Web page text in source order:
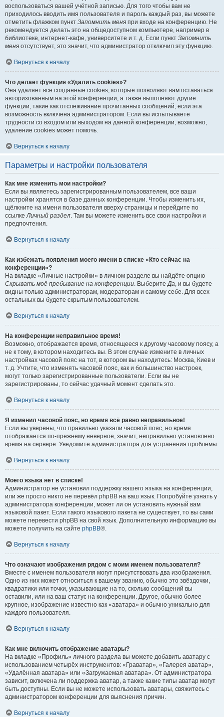
воспользоваться вашей учётной записью. Для того чтобы вам не
приходилось вводить имя пользователя и пароль каждый раз, вы можете
отметить флажком пункт Запомнить меня при входе на конференцию. Не
рекомендуется делать это на общедоступном компьютере, например в
библиотеке, интернет-кафе, университете и т. д. Если пункт Запомнить
меня отсутствует, это значит, что администратор отключил эту функцию.
Вернуться к началу
Что делает функция «Удалить cookies»?
Она удаляет все созданные cookies, которые позволяют вам оставаться
авторизованным на этой конференции, а также выполняют другие
функции, такие как отслеживание прочитанных сообщений, если эта
возможность включена администратором. Если вы испытываете
трудности со входом или выходом на данной конференции, возможно,
удаление cookies может помочь.
Вернуться к началу
Параметры и настройки пользователя
Как мне изменить мои настройки?
Если вы являетесь зарегистрированным пользователем, все ваши
настройки хранятся в базе данных конференции. Чтобы изменить их,
щёлкните на имени пользователя вверху страницы и перейдите по
ссылкеЛичный раздел. Там вы можете изменить все свои настройки и
предпочтения.
Вернуться к началу
Как избежать появления моего имени в списке «Кто сейчас на
конференции»?
На вкладке «Личные настройки» в личном разделе вы найдёте опцию
Скрывать моё пребывание на конференции. ВыберитеДа, и вы будете
видны только администраторам, модераторам и самому себе. Для всех
остальных вы будете скрытым пользователем.
Вернуться к началу
На конференции неправильное время!
Возможно, отображается время, относящееся к другому часовому поясу, а
не к тому, в котором находитесь вы. В этом случае измените в личных
настройках часовой пояс на тот, в котором вы находитесь: Москва, Киев и
т. д. Учтите, что изменять часовой пояс, как и большинство настроек,
могут только зарегистрированные пользователи. Если вы не
зарегистрированы, то сейчас удачный момент сделать это.
Вернуться к началу
Я изменил часовой пояс, но время всё равно неправильное!
Если вы уверены, что правильно указали часовой пояс, но время
отображается по-прежнему неверное, значит, неправильно установлено
время на сервере. Уведомите администратора для устранения проблемы.
Вернуться к началу
Моего языка нет в списке!
Администратор не установил поддержку вашего языка на конференции,
или же просто никто не перевёл phpBB на ваш язык. Попробуйте узнать у
администратора конференции, может ли он установить нужный вам
языковой пакет. Если такого языкового пакета не существует, то вы сами
можете перевести phpBB на свой язык. Дополнительную информацию вы
можете получить на сайте phpBB®.
Вернуться к началу
Что означают изображения рядом с моим именем пользователя?
Вместе с именем пользователя могут присутствовать два изображения.
Одно из них может относиться к вашему званию, обычно это звёздочки,
квадратики или точки, указывающие на то, сколько сообщений вы
оставили, или на ваш статус на конференции. Другое, обычно более
крупное, изображение известно как «аватара» и обычно уникально для
каждого пользователя.
Вернуться к началу
Как мне включить отображение аватары?
На вкладке «Профиль» личного раздела вы можете добавить аватару с
использованием четырёх инструментов: «Граватар», «Галерея аватар»,
«Удалённая аватара» или «Загружаемая аватара». От администратора
зависит, включена ли поддержка аватар, а также какие типы аватар могут
быть доступны. Если вы не можете использовать аватары, свяжитесь с
администратором конференции для выяснения причин.
Вернуться к началу